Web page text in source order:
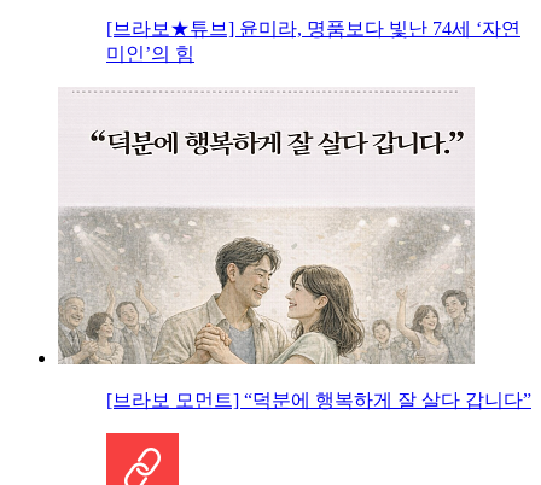
[브라보★튜브] 윤미라, 명품보다 빛난 74세 ‘자연
미인’의 힘
[브라보 모먼트] “덕분에 행복하게 잘 살다 갑니다”